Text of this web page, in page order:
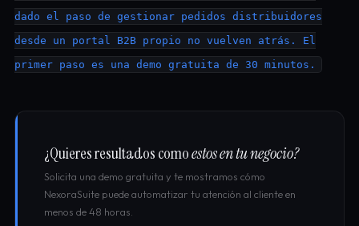
dado el paso de gestionar pedidos distribuidores
desde un portal B2B propio no vuelven atrás. El
primer paso es una demo gratuita de 30 minutos.
¿Quieres resultados comoestos en tu negocio?
Solicita una demo gratuita y te mostramos cómo
NexoraSuite puede automatizar tu atención al cliente en
menos de 48 horas.